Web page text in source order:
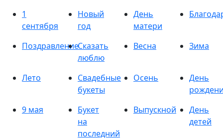
1
сентября
Новый
год
День
матери
ПоздравлениеСказать
люблю
Весна Зима
Лето
Свадебные
букеты
Осень
День
9 мая
Букет
на
последний
Выпускной
День
детей